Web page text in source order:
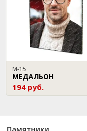
М-15
МЕДАЛЬОН
194 руб.
Памятники